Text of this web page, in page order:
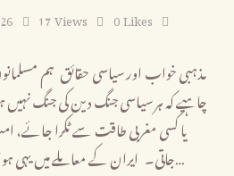
17Views 0Likes
مذہبی خواب اور سیاسی حقائق ہم
چاہیے کہ ہر سیاسی جنگ دین کی جنگ نہیں
یا کسی مغربی طاقت سے ٹکرا جائے،
جاتی۔ ایران کے معاملے میں یہی ہوا جو ہوتا رہا ہے۔ تصادم شروع…